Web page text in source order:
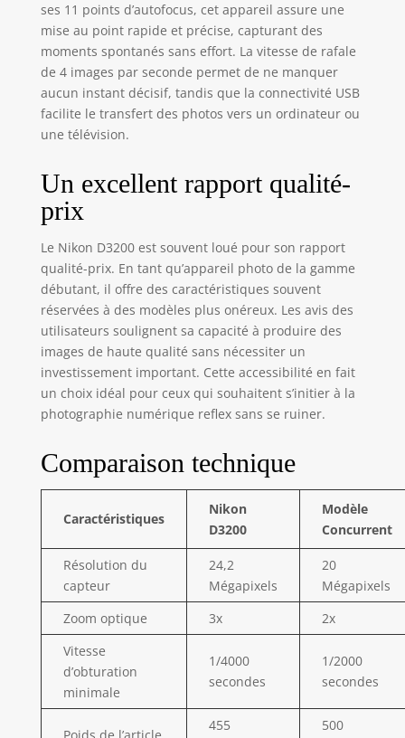
ses 11 points d’autofocus, cet appareil assure une
mise au point rapide et précise, capturant des
moments spontanés sans effort. La vitesse de rafale
de 4 images par seconde permet de ne manquer
aucun instant décisif, tandis que la connectivité USB
facilite le transfert des photos vers un ordinateur ou
une télévision.
Un excellent rapport qualité-
prix
Le Nikon D3200 est souvent loué pour son rapport
qualité-prix. En tant qu’appareil photo de la gamme
débutant, il offre des caractéristiques souvent
réservées à des modèles plus onéreux. Les avis des
utilisateurs soulignent sa capacité à produire des
images de haute qualité sans nécessiter un
investissement important. Cette accessibilité en fait
un choix idéal pour ceux qui souhaitent s’initier à la
photographie numérique reflex sans se ruiner.
Comparaison technique
Caractéristiques
Nikon
D3200
Modèle
Concurrent
Résolution du
capteur
24,2
Mégapixels
20
Mégapixels
Zoom optique
3x
2x
Vitesse
d’obturation
minimale
1/4000
secondes
1/2000
secondes
455
500